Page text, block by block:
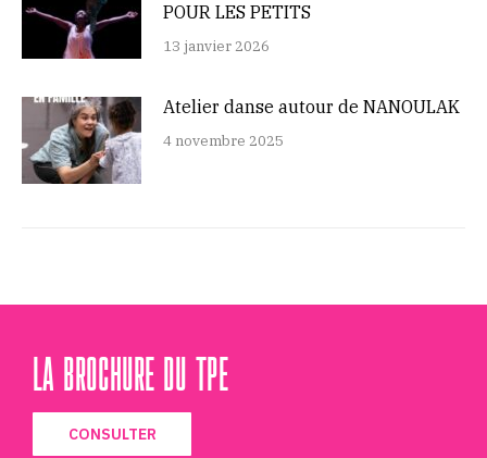
POUR LES PETITS
13 janvier 2026
Atelier danse autour de NANOULAK
4 novembre 2025
LA BROCHURE DU TPE
CONSULTER